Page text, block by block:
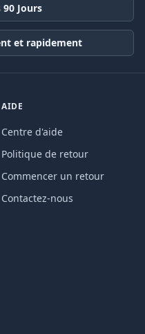
Jours
et rapidement
AIDE
Centre d'aide
Politique de retour
Commencer un retour
Contactez-nous